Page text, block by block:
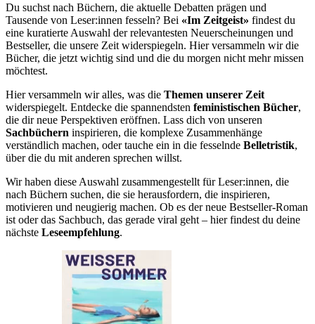
Du suchst nach Büchern, die aktuelle Debatten prägen und
Tausende von Leser:innen fesseln? Bei «Im Zeitgeist» findest du
eine kuratierte Auswahl der relevantesten Neuerscheinungen und
Bestseller, die unsere Zeit widerspiegeln. Hier versammeln wir die
Bücher, die jetzt wichtig sind und die du morgen nicht mehr missen
möchtest.
Hier versammeln wir alles, was die Themen unserer Zeit
widerspiegelt. Entdecke die spannendsten feministischen Bücher,
die dir neue Perspektiven eröffnen. Lass dich von unseren
Sachbüchern inspirieren, die komplexe Zusammenhänge
verständlich machen, oder tauche ein in die fesselnde Belletristik,
über die du mit anderen sprechen willst.
Wir haben diese Auswahl zusammengestellt für Leser:innen, die
nach Büchern suchen, die sie herausfordern, die inspirieren,
motivieren und neugierig machen. Ob es der neue Bestseller-Roman
ist oder das Sachbuch, das gerade viral geht – hier findest du deine
nächste Leseempfehlung.